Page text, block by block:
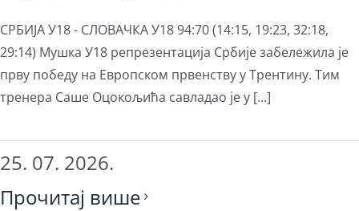
СРБИЈА У18 - СЛОВАЧКА У18 94:70 (14:15, 19:23, 32:18,
29:14) Мушка У18 репрезентација Србије забележила је
прву победу на Европском првенству у Трентину. Тим
тренера Саше Оцокољића савладао је у [...]
25. 07. 2026.
Прочитај више